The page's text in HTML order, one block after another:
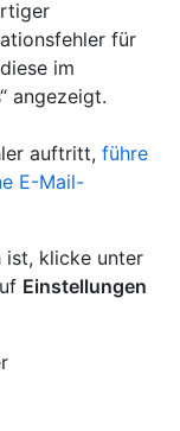
für
im
angezeigt.
auftritt, führe
E-Mail-
ist, klicke unter
Einstellungen